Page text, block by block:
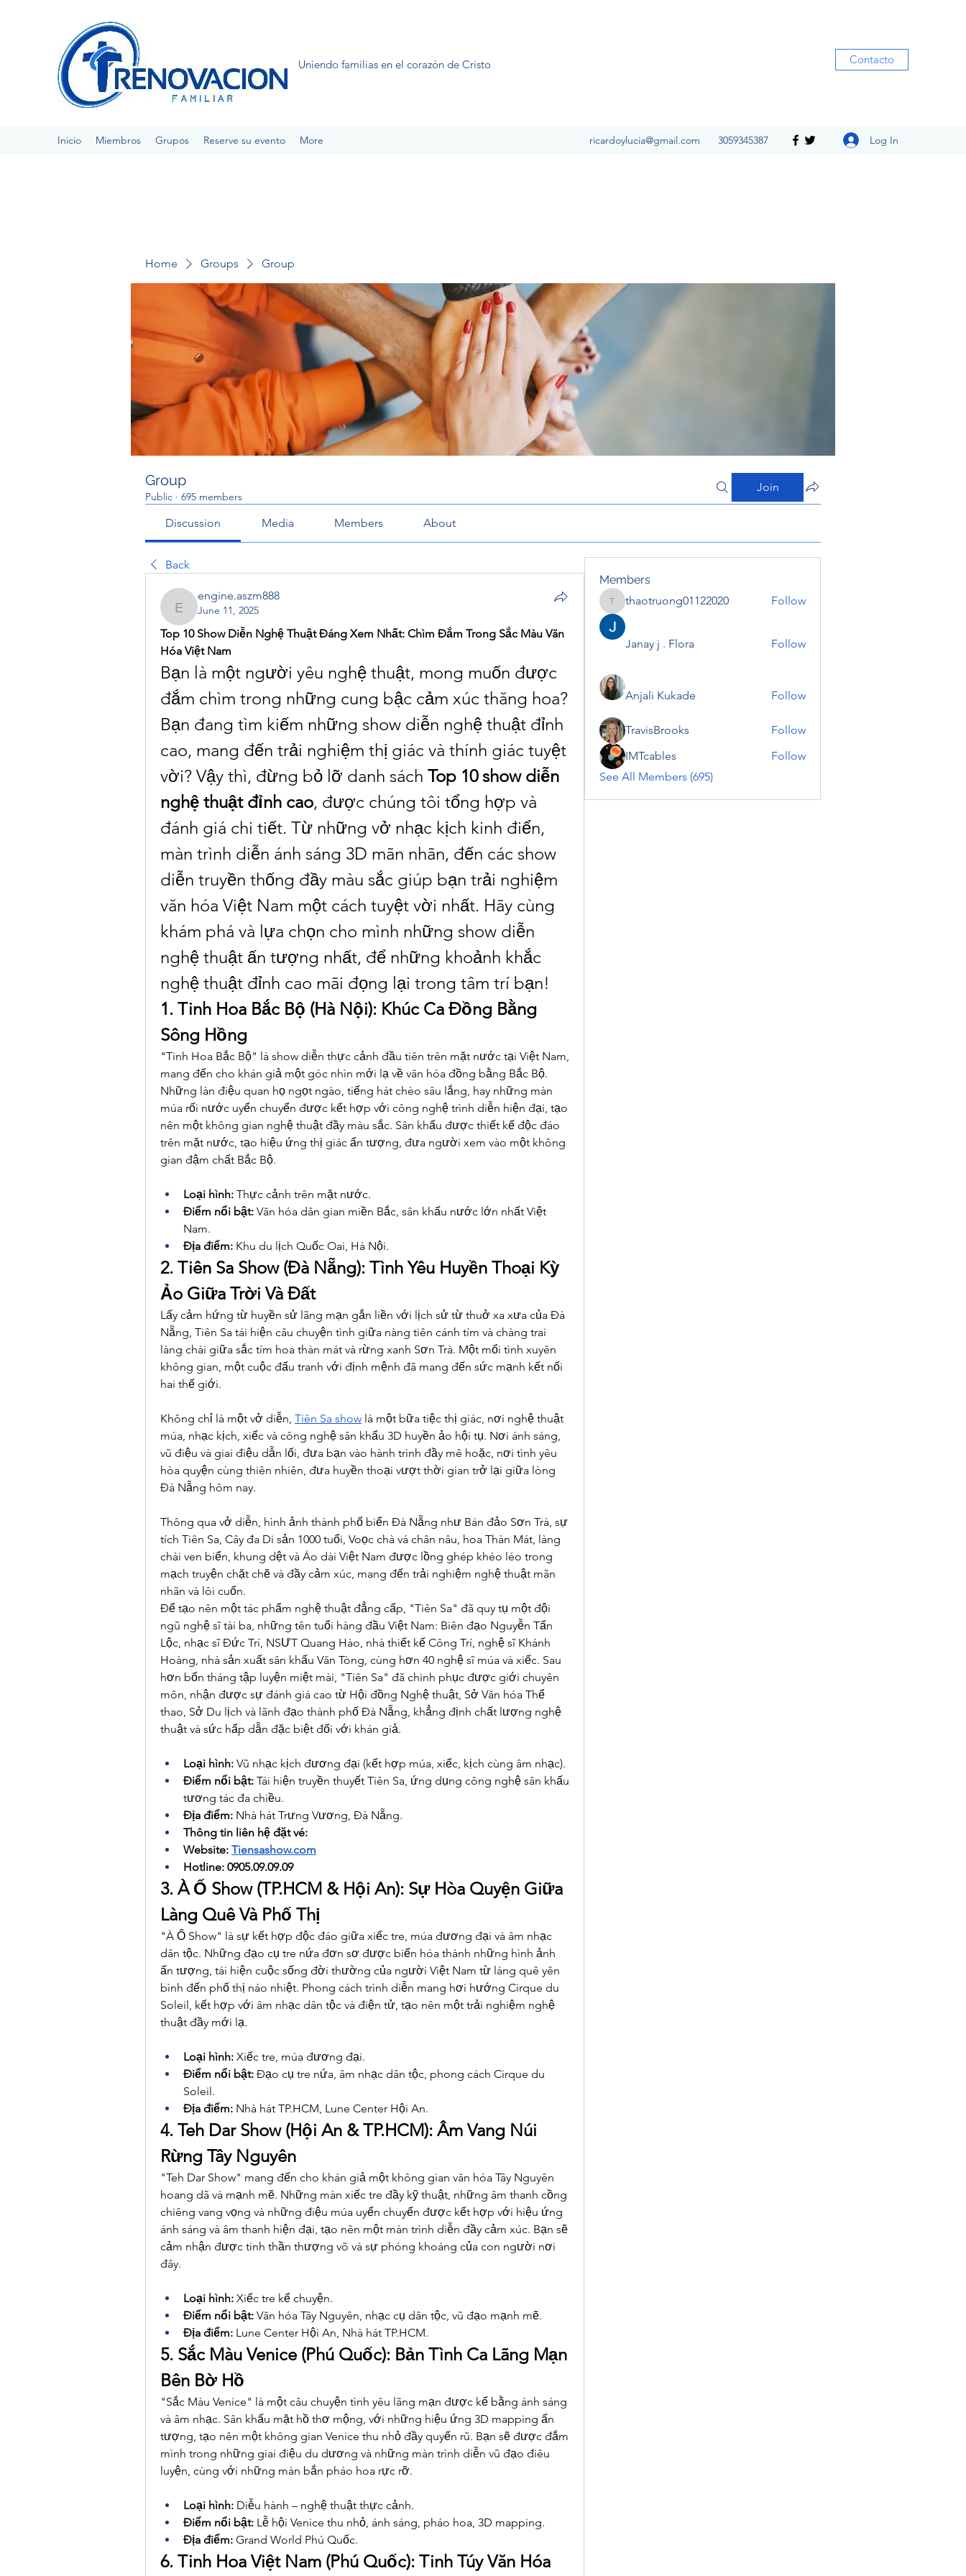
Uniendo familias en el corazón de Cristo Contacto
Inicio Miembros Grupos Reserve su evento More ricardoylucia@gmail.com 3059345387 Log In
Home Groups Group
Group
Public · 695 members
Join
Discussion Media Members About
Back
engine.aszm888
engine.aszm888
June 11, 2025
Top 10 Show Diễn Nghệ Thuật Đáng Xem Nhất: Chìm Đắm Trong Sắc Màu Văn
Hóa Việt Nam
Bạn là một người yêu nghệ thuật, mong muốn được
đắm chìm trong những cung bậc cảm xúc thăng hoa?
Bạn đang tìm kiếm những show diễn nghệ thuật đỉnh
cao, mang đến trải nghiệm thị giác và thính giác tuyệt
vời? Vậy thì, đừng bỏ lỡ danh sách Top 10 show diễn
nghệ thuật đỉnh cao, được chúng tôi tổng hợp và
đánh giá chi tiết. Từ những vở nhạc kịch kinh điển,
màn trình diễn ánh sáng 3D mãn nhãn, đến các show
diễn truyền thống đầy màu sắc giúp bạn trải nghiệm
văn hóa Việt Nam một cách tuyệt vời nhất. Hãy cùng
khám phá và lựa chọn cho mình những show diễn
nghệ thuật ấn tượng nhất, để những khoảnh khắc
nghệ thuật đỉnh cao mãi đọng lại trong tâm trí bạn!
1. Tinh Hoa Bắc Bộ (Hà Nội): Khúc Ca Đồng Bằng
Sông Hồng
"Tinh Hoa Bắc Bộ" là show diễn thực cảnh đầu tiên trên mặt nước tại Việt Nam,
mang đến cho khán giả một góc nhìn mới lạ về văn hóa đồng bằng Bắc Bộ.
Những làn điệu quan họ ngọt ngào, tiếng hát chèo sâu lắng, hay những màn
múa rối nước uyển chuyển được kết hợp với công nghệ trình diễn hiện đại, tạo
nên một không gian nghệ thuật đầy màu sắc. Sân khấu được thiết kế độc đáo
trên mặt nước, tạo hiệu ứng thị giác ấn tượng, đưa người xem vào một không
gian đậm chất Bắc Bộ.
Loại hình: Thực cảnh trên mặt nước.
Điểm nổi bật: Văn hóa dân gian miền Bắc, sân khấu nước lớn nhất Việt
Nam.
Địa điểm: Khu du lịch Quốc Oai, Hà Nội.
2. Tiên Sa Show (Đà Nẵng): Tình Yêu Huyền Thoại Kỳ
Ảo Giữa Trời Và Đất
Lấy cảm hứng từ huyền sử lãng mạn gắn liền với lịch sử từ thuở xa xưa của Đà
Nẵng, Tiên Sa tái hiện câu chuyện tình giữa nàng tiên cánh tím và chàng trai
làng chài giữa sắc tím hoa thàn mát và rừng xanh Sơn Trà. Một mối tình xuyên
không gian, một cuộc đấu tranh với định mệnh đã mang đến sức mạnh kết nối
hai thế giới.
Không chỉ là một vở diễn, Tiên Sa show là một bữa tiệc thị giác, nơi nghệ thuật
múa, nhạc kịch, xiếc và công nghệ sân khấu 3D huyền ảo hội tụ. Nơi ánh sáng,
vũ điệu và giai điệu dẫn lối, đưa bạn vào hành trình đầy mê hoặc, nơi tình yêu
hòa quyện cùng thiên nhiên, đưa huyền thoại vượt thời gian trở lại giữa lòng
Đà Nẵng hôm nay.
Thông qua vở diễn, hình ảnh thành phố biển Đà Nẵng như Bán đảo Sơn Trà, sự
tích Tiên Sa, Cây đa Di sản 1000 tuổi, Voọc chà vá chân nâu, hoa Thàn Mát, làng
chài ven biển, khung dệt và Áo dài Việt Nam được lồng ghép khéo léo trong
mạch truyện chặt chẽ và đầy cảm xúc, mang đến trải nghiệm nghệ thuật mãn
nhãn và lôi cuốn.
Để tạo nên một tác phẩm nghệ thuật đẳng cấp, "Tiên Sa" đã quy tụ một đội
ngũ nghệ sĩ tài ba, những tên tuổi hàng đầu Việt Nam: Biên đạo Nguyễn Tấn
Lộc, nhạc sĩ Đức Trí, NSƯT Quang Hào, nhà thiết kế Công Trí, nghệ sĩ Khánh
Hoàng, nhà sản xuất sân khấu Văn Tòng, cùng hơn 40 nghệ sĩ múa và xiếc. Sau
hơn bốn tháng tập luyện miệt mài, "Tiên Sa" đã chinh phục được giới chuyên
môn, nhận được sự đánh giá cao từ Hội đồng Nghệ thuật, Sở Văn hóa Thể
thao, Sở Du lịch và lãnh đạo thành phố Đà Nẵng, khẳng định chất lượng nghệ
thuật và sức hấp dẫn đặc biệt đối với khán giả.
Loại hình: Vũ nhạc kịch đương đại (kết hợp múa, xiếc, kịch cùng âm nhạc).
Điểm nổi bật: Tái hiện truyền thuyết Tiên Sa, ứng dụng công nghệ sân khấu
tương tác đa chiều.
Địa điểm: Nhà hát Trưng Vương, Đà Nẵng.
Thông tin liên hệ đặt vé:
Website: Tiensashow.com
Hotline: 0905.09.09.09
3. À Ố Show (TP.HCM & Hội An): Sự Hòa Quyện Giữa
Làng Quê Và Phố Thị
"À Ố Show" là sự kết hợp độc đáo giữa xiếc tre, múa đương đại và âm nhạc
dân tộc. Những đạo cụ tre nứa đơn sơ được biến hóa thành những hình ảnh
ấn tượng, tái hiện cuộc sống đời thường của người Việt Nam từ làng quê yên
bình đến phố thị náo nhiệt. Phong cách trình diễn mang hơi hướng Cirque du
Soleil, kết hợp với âm nhạc dân tộc và điện tử, tạo nên một trải nghiệm nghệ
thuật đầy mới lạ.
Loại hình: Xiếc tre, múa đương đại.
Điểm nổi bật: Đạo cụ tre nứa, âm nhạc dân tộc, phong cách Cirque du
Soleil.
Địa điểm: Nhà hát TP.HCM, Lune Center Hội An.
4. Teh Dar Show (Hội An & TP.HCM): Âm Vang Núi
Rừng Tây Nguyên
"Teh Dar Show" mang đến cho khán giả một không gian văn hóa Tây Nguyên
hoang dã và mạnh mẽ. Những màn xiếc tre đầy kỹ thuật, những âm thanh cồng
chiêng vang vọng và những điệu múa uyển chuyển được kết hợp với hiệu ứng
ánh sáng và âm thanh hiện đại, tạo nên một màn trình diễn đầy cảm xúc. Bạn sẽ
cảm nhận được tinh thần thượng võ và sự phóng khoáng của con người nơi
đây.
Loại hình: Xiếc tre kể chuyện.
Điểm nổi bật: Văn hóa Tây Nguyên, nhạc cụ dân tộc, vũ đạo mạnh mẽ.
Địa điểm: Lune Center Hội An, Nhà hát TP.HCM.
5. Sắc Màu Venice (Phú Quốc): Bản Tình Ca Lãng Mạn
Bên Bờ Hồ
"Sắc Màu Venice" là một câu chuyện tình yêu lãng mạn được kể bằng ánh sáng
và âm nhạc. Sân khấu mặt hồ thơ mộng, với những hiệu ứng 3D mapping ấn
tượng, tạo nên một không gian Venice thu nhỏ đầy quyến rũ. Bạn sẽ được đắm
mình trong những giai điệu du dương và những màn trình diễn vũ đạo điêu
luyện, cùng với những màn bắn pháo hoa rực rỡ.
Loại hình: Diễu hành – nghệ thuật thực cảnh.
Điểm nổi bật: Lễ hội Venice thu nhỏ, ánh sáng, pháo hoa, 3D mapping.
Địa điểm: Grand World Phú Quốc.
6. Tinh Hoa Việt Nam (Phú Quốc): Tinh Túy Văn Hóa
Members
thaotruong01122020
thaotruong01122020 Follow
Janay j . Flora Follow
Anjali Kukade Follow
TravisBrooks
Follow
IMTcables
Follow
See All Members (695)